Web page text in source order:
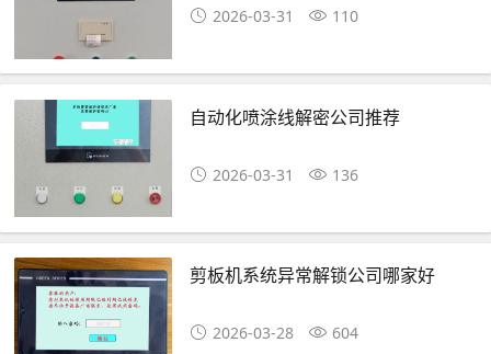
2026-03-31 110
自动化喷涂线解密公司推荐
2026-03-31 136
剪板机系统异常解锁公司哪家好
2026-03-28 604